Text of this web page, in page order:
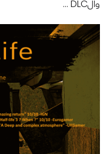
والDLC …